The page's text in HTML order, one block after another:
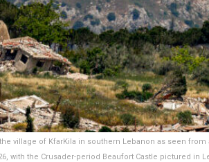
village of KfarKila in southern Lebanon as seen
with the Crusader-period Beaufort Castle pictured in